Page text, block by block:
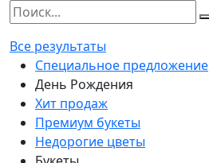
Все результаты
Специальное предложение
День Рождения
Хит продаж
Премиум букеты
Недорогие цветы